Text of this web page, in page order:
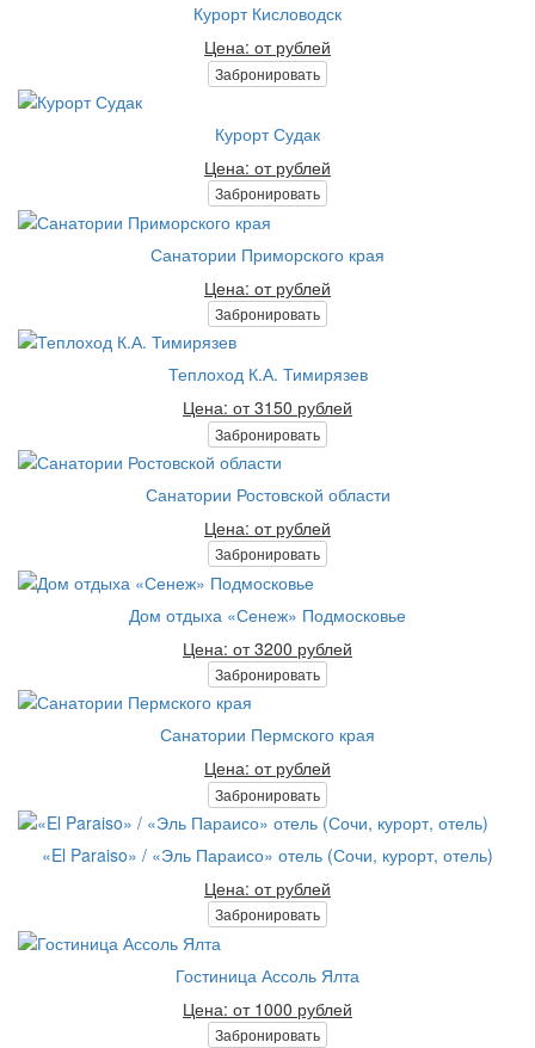
Курорт Кисловодск
Цена: от рублей
Забронировать
Курорт Судак
Цена: от рублей
Забронировать
Санатории Приморского края
Цена: от рублей
Забронировать
Теплоход К.А. Тимирязев
Цена: от 3150 рублей
Забронировать
Санатории Ростовской области
Цена: от рублей
Забронировать
Дом отдыха «Сенеж» Подмосковье
Цена: от 3200 рублей
Забронировать
Санатории Пермского края
Цена: от рублей
Забронировать
«El Paraiso» / «Эль Параисо» отель (Сочи, курорт, отель)
Цена: от рублей
Забронировать
Гостиница Ассоль Ялта
Цена: от 1000 рублей
Забронировать